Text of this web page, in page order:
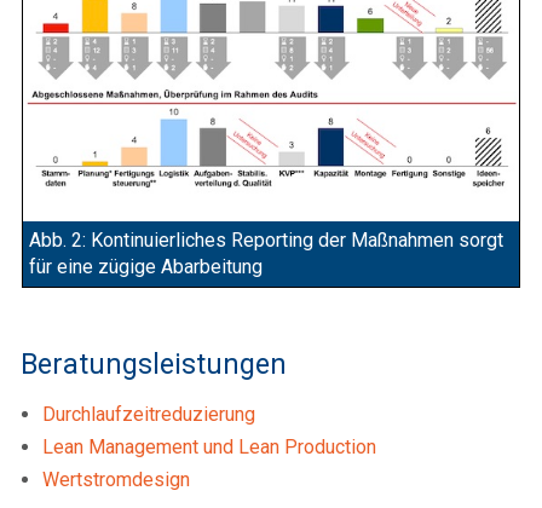
Abb. 2: Kontinuierliches Reporting der Maßnahmen sorgt
für eine zügige Abarbeitung
Beratungsleistungen
Durchlaufzeitreduzierung
Lean Management und Lean Production
Wertstromdesign